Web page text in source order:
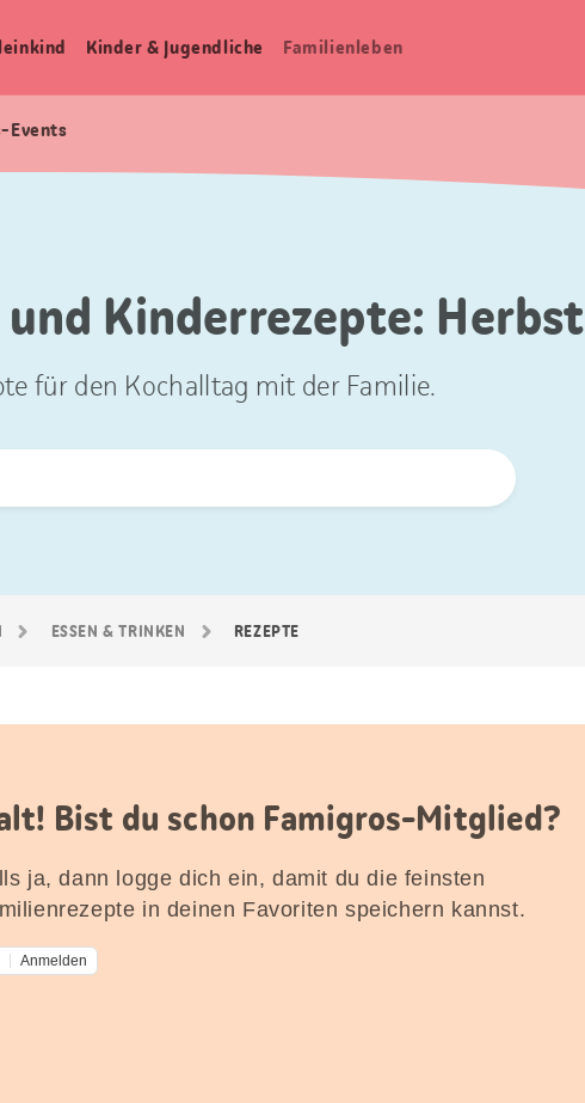
Kinder & Jugendliche Familien­leben
Events
Kinderrezepte: Herbst
für den Kochalltag mit der Familie.
ESSEN & TRINKEN REZEPTE
Bist du schon Famigros-Mitglied?
ja, dann logge dich ein, damit du die feinsten
in deinen Favoriten speichern kannst.
Anmelden